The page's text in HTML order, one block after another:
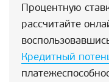
Процентную
рассчитайте
Кредитный